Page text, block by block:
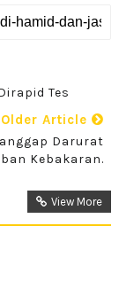
Tes
Older Article
Darurat
Kebakaran.
View More